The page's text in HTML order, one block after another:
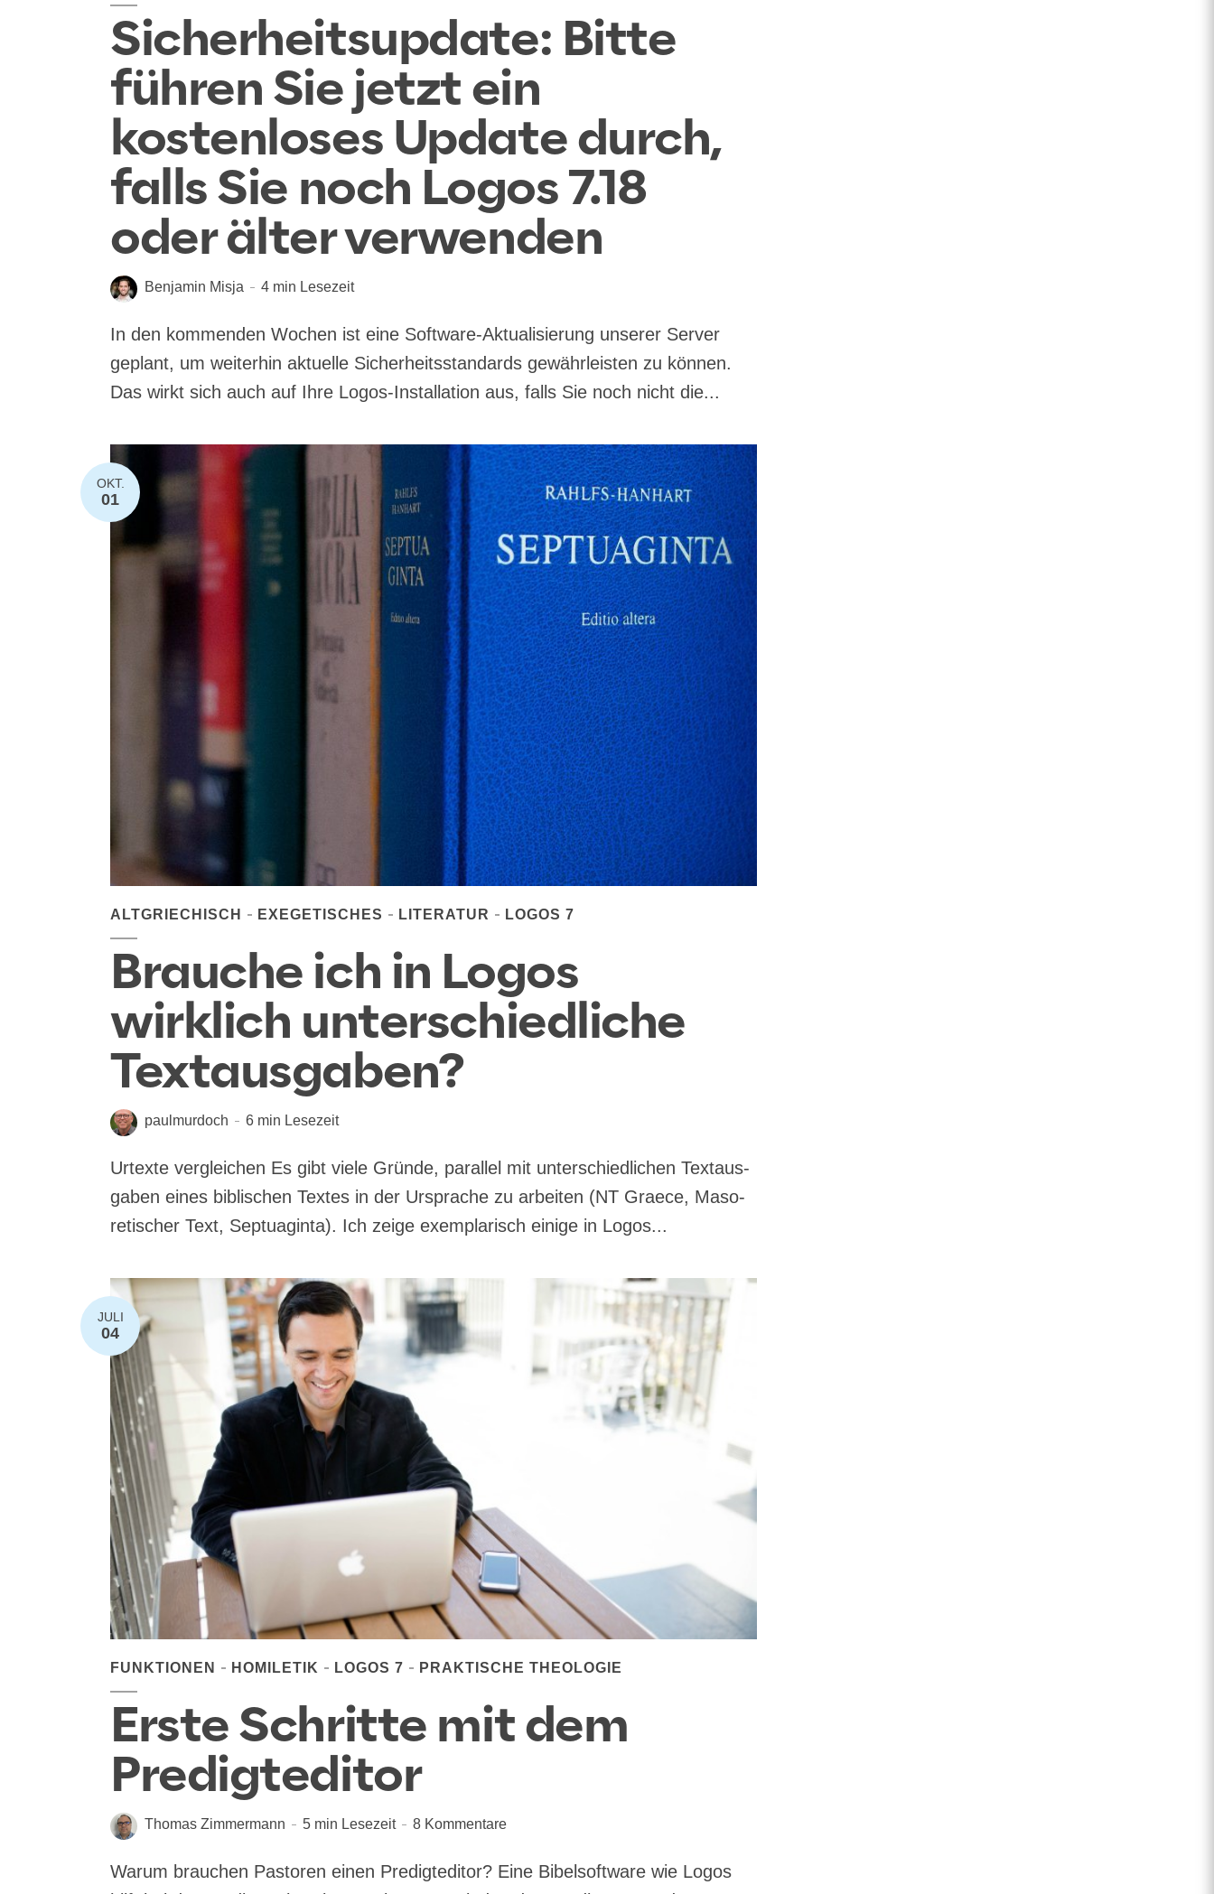
Sicherheitsupdate: Bitte
führen Sie jetzt ein
kostenloses Update durch,
falls Sie noch Logos 7.18
oder älter verwenden
Benjamin Misja 4 min Lesezeit
In den kom­men­den Wochen ist eine Soft­ware-Aktua­li­sie­rung unse­rer Ser­ver
geplant, um wei­ter­hin aktu­el­le Sicher­heits­stan­dards gewähr­leis­ten zu kön­nen.
Das wirkt sich auch auf Ihre Logos-Instal­la­ti­on aus, falls Sie noch nicht die...
OKT.
01
ALTGRIECHISCH EXEGETISCHES LITERATUR LOGOS 7
Brauche ich in Logos
wirklich unterschiedliche
Textausgaben?
paulmurdoch 6 min Lesezeit
Urtexte vergleichen Es gibt vie­le Grün­de, par­al­lel mit unter­schied­li­chen Text­aus­
ga­ben eines bibli­schen Tex­tes in der Urspra­che zu arbei­ten (NT Grae­ce, Maso­
re­ti­scher Text, Sep­tuag­in­ta). Ich zei­ge exem­pla­risch eini­ge in Logos...
JULI
04
FUNKTIONEN HOMILETIK LOGOS 7 PRAKTISCHE THEOLOGIE
Erste Schritte mit dem
Predigteditor
Thomas Zimmermann 5 min Lesezeit 8 Kommentare
Warum brauchen Pastoren einen Predigteditor? Eine Bibel­soft­ware wie Logos